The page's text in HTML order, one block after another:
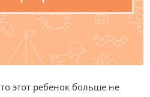
этот ребенок больше не